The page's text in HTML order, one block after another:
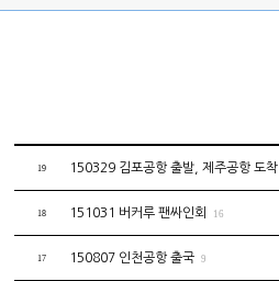
19 150329 김포공항 출발, 제주공항 도착
18 151031 버커루 팬싸인회 16
17 150807 인천공항 출국 9